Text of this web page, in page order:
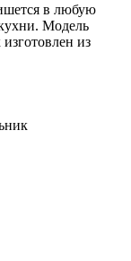
в любую
Модель
из